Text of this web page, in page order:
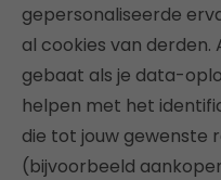
gepersonaliseerde
al cookies van
gebaat als je data-
helpen met het
die tot jouw gewenste
(bijvoorbeeld